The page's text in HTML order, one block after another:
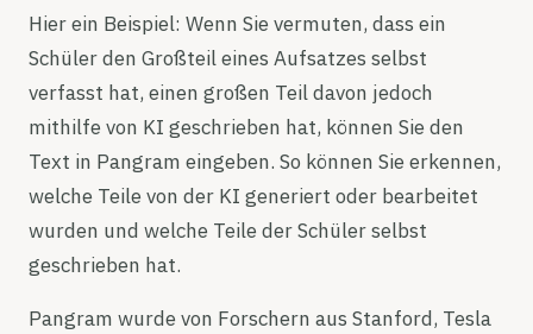
Hier ein Beispiel: Wenn Sie vermuten, dass ein
Schüler den Großteil eines Aufsatzes selbst
verfasst hat, einen großen Teil davon jedoch
mithilfe von KI geschrieben hat, können Sie den
Text in Pangram eingeben. So können Sie erkennen,
welche Teile von der KI generiert oder bearbeitet
wurden und welche Teile der Schüler selbst
geschrieben hat.
Pangram wurde von Forschern aus Stanford, Tesla